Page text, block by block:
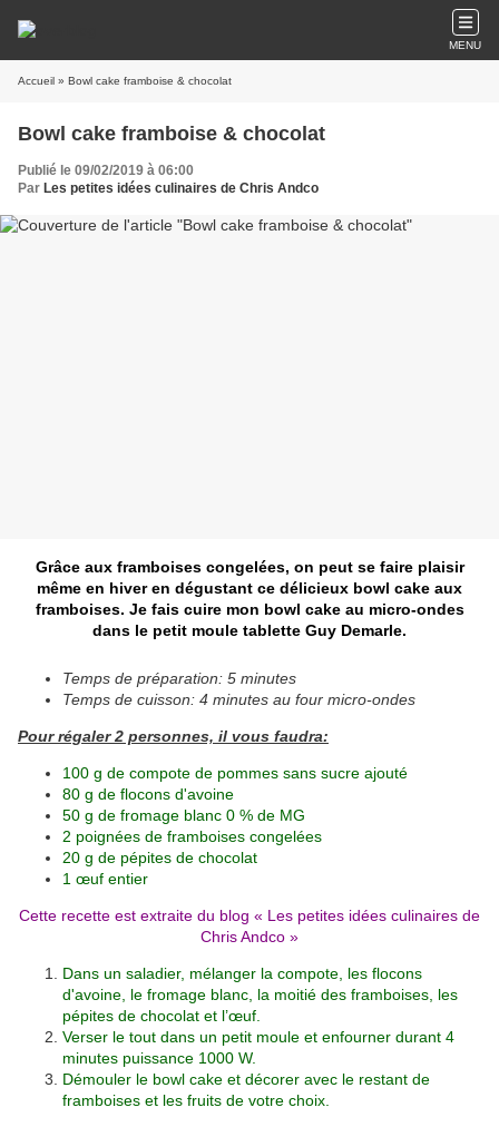
MENU
Accueil » Bowl cake framboise & chocolat
Bowl cake framboise & chocolat
Publié le 09/02/2019 à 06:00
Par Les petites idées culinaires de Chris Andco
Grâce aux framboises congelées, on peut se faire plaisir
même en hiver en dégustant ce délicieux bowl cake aux
framboises. Je fais cuire mon bowl cake au micro-ondes
dans le petit moule tablette Guy Demarle.
Temps de préparation: 5 minutes
Temps de cuisson: 4 minutes au four micro-ondes
Pour régaler 2 personnes, il vous faudra:
100 g de compote de pommes sans sucre ajouté
80 g de flocons d'avoine
50 g de fromage blanc 0 % de MG
2 poignées de framboises congelées
20 g de pépites de chocolat
1 œuf entier
Cette recette est extraite du blog « Les petites idées culinaires de
Chris Andco »
Dans un saladier, mélanger la compote, les flocons
d'avoine, le fromage blanc, la moitié des framboises, les
pépites de chocolat et l’œuf.
Verser le tout dans un petit moule et enfourner durant 4
minutes puissance 1000 W.
Démouler le bowl cake et décorer avec le restant de
framboises et les fruits de votre choix.